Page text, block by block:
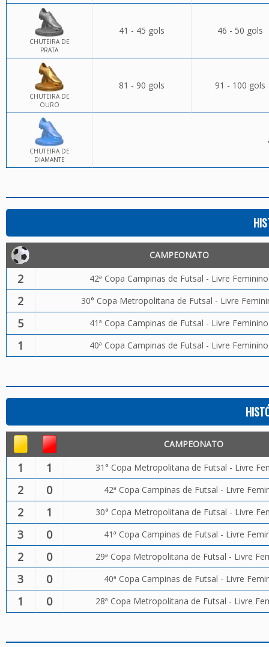
CHUTEIRA DE
PRATA
41 - 45 gols 46 - 50 gols
CHUTEIRA DE
OURO
81 - 90 gols 91 - 100 gols
CHUTEIRA DE
DIAMANTE
CAMPEONATO
2 42ª Copa Campinas de Futsal - Livre Feminino
2 30° Copa Metropolitana de Futsal - Livre
5 41ª Copa Campinas de Futsal - Livre Feminino
1 40ª Copa Campinas de Futsal - Livre Feminino
CAMPEONATO
1 1 31° Copa Metropolitana de Futsal - Livre
2 0 42ª Copa Campinas de Futsal - Livre
2 1 30° Copa Metropolitana de Futsal - Livre
3 0 41ª Copa Campinas de Futsal - Livre
2 0 29ª Copa Metropolitana de Futsal - Livre
3 0 40ª Copa Campinas de Futsal - Livre
1 0 28ª Copa Metropolitana de Futsal - Livre